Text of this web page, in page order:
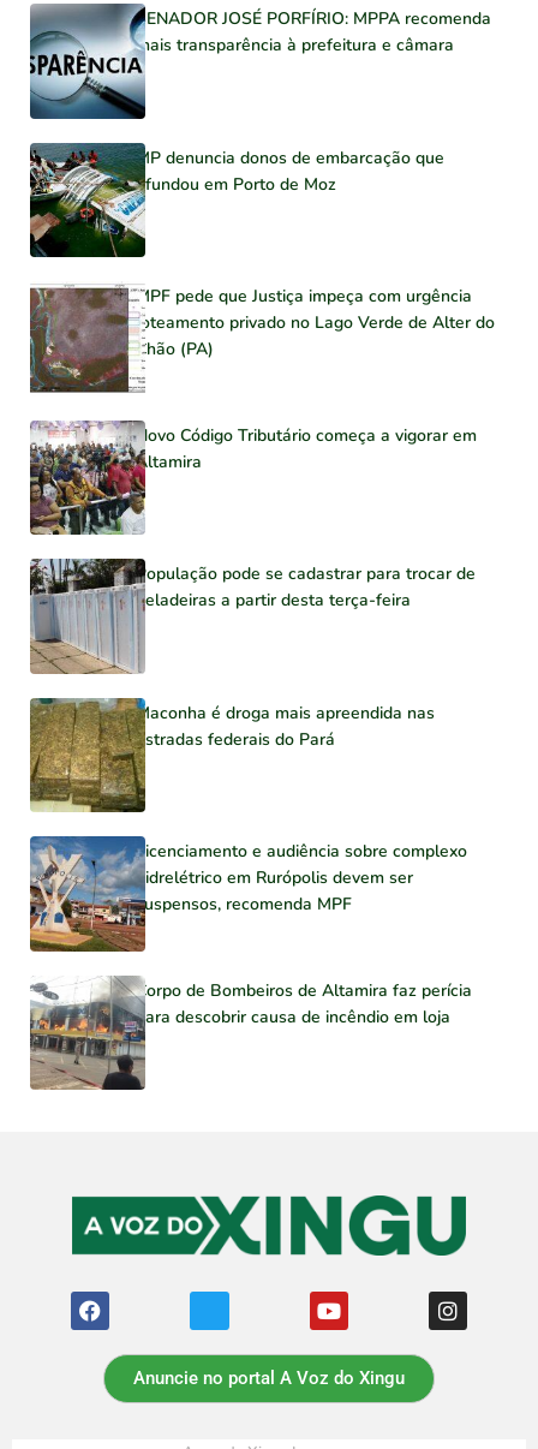
SENADOR JOSÉ PORFÍRIO: MPPA recomenda
mais transparência à prefeitura e câmara
MP denuncia donos de embarcação que
afundou em Porto de Moz
MPF pede que Justiça impeça com urgência
loteamento privado no Lago Verde de Alter do
Chão (PA)
Novo Código Tributário começa a vigorar em
Altamira
População pode se cadastrar para trocar de
geladeiras a partir desta terça-feira
Maconha é droga mais apreendida nas
estradas federais do Pará
Licenciamento e audiência sobre complexo
hidrelétrico em Rurópolis devem ser
suspensos, recomenda MPF
Corpo de Bombeiros de Altamira faz perícia
para descobrir causa de incêndio em loja
Anuncie no portal A Voz do Xingu